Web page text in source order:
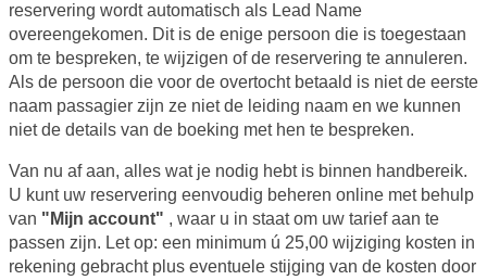
reservering wordt automatisch als Lead Name
overeengekomen. Dit is de enige persoon die is toegestaan
om te bespreken, te wijzigen of de reservering te annuleren.
Als de persoon die voor de overtocht betaald is niet de eerste
naam passagier zijn ze niet de leiding naam en we kunnen
niet de details van de boeking met hen te bespreken.
Van nu af aan, alles wat je nodig hebt is binnen handbereik.
U kunt uw reservering eenvoudig beheren online met behulp
van "Mijn account" , waar u in staat om uw tarief aan te
passen zijn. Let op: een minimum ú 25,00 wijziging kosten in
rekening gebracht plus eventuele stijging van de kosten door